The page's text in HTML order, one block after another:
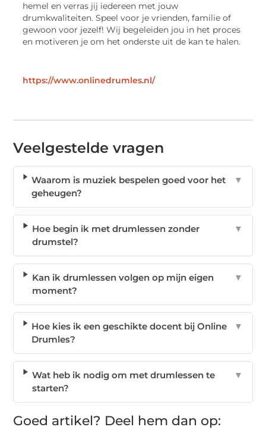
hemel en verras jij iedereen met jouw
drumkwaliteiten. Speel voor je vrienden, familie of
gewoon voor jezelf! Wij begeleiden jou in het proces
en motiveren je om het onderste uit de kan te halen.
https://www.onlinedrumles.nl/
Veelgestelde vragen
Waarom is muziek bespelen goed voor het
geheugen?
▼
Hoe begin ik met drumlessen zonder
drumstel?
▼
Kan ik drumlessen volgen op mijn eigen
moment?
▼
Hoe kies ik een geschikte docent bij Online
Drumles?
▼
Wat heb ik nodig om met drumlessen te
starten?
▼
Goed artikel? Deel hem dan op: